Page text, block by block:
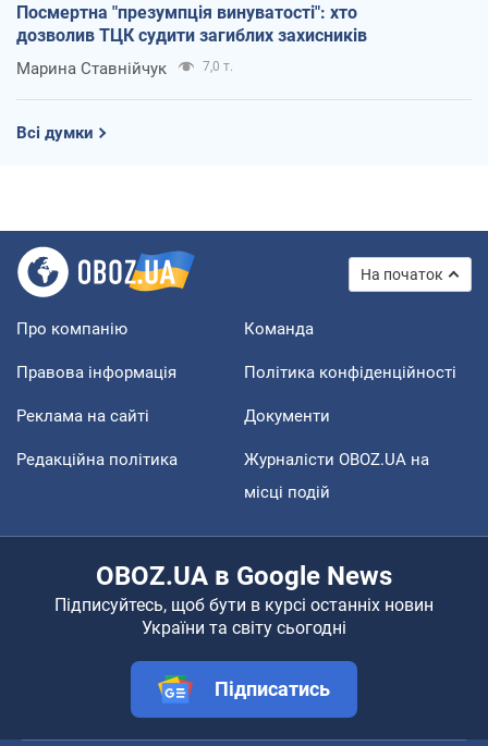
Посмертна "презумпція винуватості": хто
дозволив ТЦК судити загиблих захисників
Марина Ставнійчук 7,0 т.
Всі думки
На початок
Про компанію Команда
Правова інформація Політика конфіденційності
Реклама на сайті Документи
Редакційна політика
Журналісти OBOZ.UA на
місці подій
OBOZ.UA в Google News
Підписуйтесь, щоб бути в курсі останніх новин
України та світу сьогодні
Підписатись